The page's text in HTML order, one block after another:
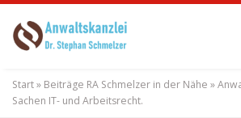
to
content
Start» Beiträge RA Schmelzer in der Nähe »
Sachen IT- und Arbeitsrecht.